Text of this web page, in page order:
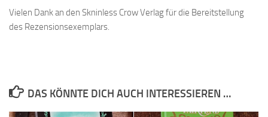
Vielen Dank an den Skninless Crow Verlag für die Bereitstellung
des Rezensionsexemplars.
DAS KÖNNTE DICH AUCH INTERESSIEREN …